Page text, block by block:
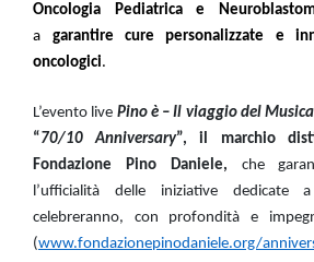
Oncologia Pediatrica e
a
garantire cure personalizzate e
oncologici.
L’evento live Pino è – Il viaggio del
“70/10 Anniversary”, il marchio
Fondazione Pino Daniele, che
l’ufficialità delle iniziative dedicate
celebreranno, con profondità e
(www.fondazionepinodaniele.org/